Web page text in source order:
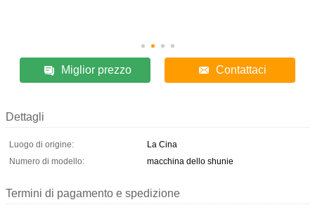
Miglior prezzo Contattaci
Dettagli
Luogo di origine:
La Cina
Numero di modello:
macchina dello shunie
Termini di pagamento e spedizione